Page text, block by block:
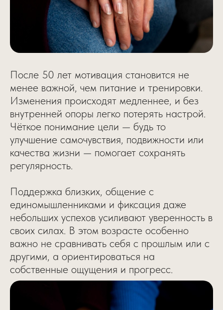
После 50 лет мотивация становится не
менее важной, чем питание и тренировки.
Изменения происходят медленнее, и без
внутренней опоры легко потерять настрой.
Чёткое понимание цели — будь то
улучшение самочувствия, подвижности или
качества жизни — помогает сохранять
регулярность.
Поддержка близких, общение с
единомышленниками и фиксация даже
небольших успехов усиливают уверенность в
своих силах. В этом возрасте особенно
важно не сравнивать себя с прошлым или с
другими, а ориентироваться на
собственные ощущения и прогресс.